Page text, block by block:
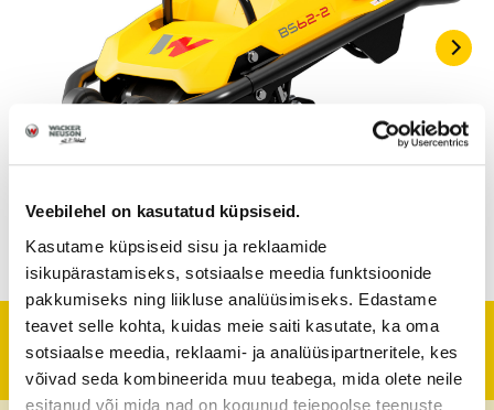
Veebilehel on kasutatud küpsiseid.
Kasutame küpsiseid sisu ja reklaamide
isikupärastamiseks, sotsiaalse meedia funktsioonide
pakkumiseks ning liikluse analüüsimiseks. Edastame
teavet selle kohta, kuidas meie saiti kasutate, ka oma
sotsiaalse meedia, reklaami- ja analüüsipartneritele, kes
võivad seda kombineerida muu teabega, mida olete neile
esitanud või mida nad on kogunud teiepoolse teenuste
Tehniline informatsioon